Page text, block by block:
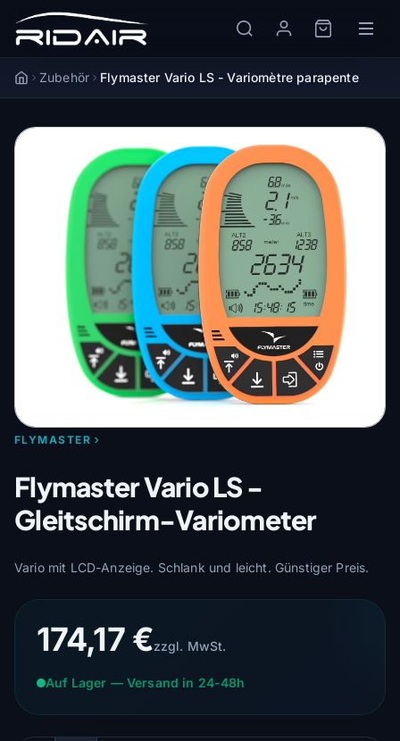
AccueilZubehör Flymaster Vario LS - Variomètre parapente
FLYMASTER
Flymaster Vario LS -
Gleitschirm-Variometer
Vario mit LCD-Anzeige. Schlank und leicht. Günstiger Preis.
174,17 €zzgl. MwSt.
Auf Lager — Versand in 24-48h